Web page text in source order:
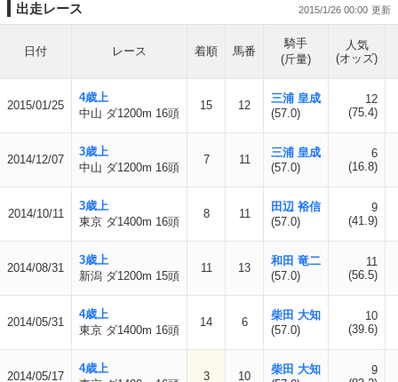
出走レース 2015/1/26 00:00
日付 レース 着順 馬番
騎手
(斤量)
人気
(オッズ)
2015/01/25
4歳上
中山 ダ1200m 16頭
15 12
三浦 皇成
(57.0)
12
(75.4)
2014/12/07
3歳上
中山 ダ1200m 16頭
7 11
三浦 皇成
(57.0)
6
(16.8)
2014/10/11
3歳上
東京 ダ1400m 16頭
8 11
田辺 裕信
(57.0)
9
(41.9)
2014/08/31
3歳上
新潟 ダ1200m 15頭
11 13
和田 竜二
(57.0)
11
(56.5)
2014/05/31
4歳上
東京 ダ1400m 16頭
14 6
柴田 大知
(57.0)
10
(39.6)
2014/05/17
4歳上
3 10
柴田 大知
9